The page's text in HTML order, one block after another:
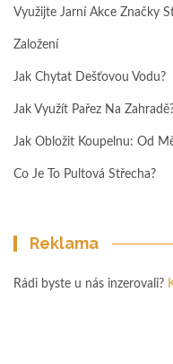
Využijte Jarní Akce Značky
Založení
Jak Chytat Dešťovou Vodu?
Jak Využít Pařez Na
Jak Obložit Koupelnu: Od
Co Je To Pultová Střecha?
Reklama
Rádi byste u nás inzerovali?